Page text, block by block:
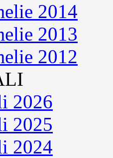
2014
2013
2012
2026
2025
2024